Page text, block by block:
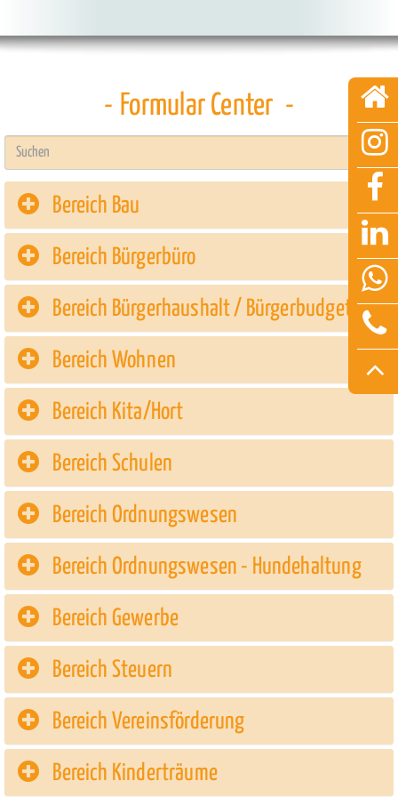
personenbezogener
sich
Tab
Formular Center
Bereich Bau
Bereich Bürgerbüro
Bereich Bürgerhaushalt / Bürgerbudget
Bereich Wohnen
Bereich Kita/Hort
Bereich Schulen
Bereich Ordnungswesen
Bereich Ordnungswesen - Hundehaltung
Bereich Gewerbe
Bereich Steuern
Bereich Vereinsförderung
Bereich Kinderträume